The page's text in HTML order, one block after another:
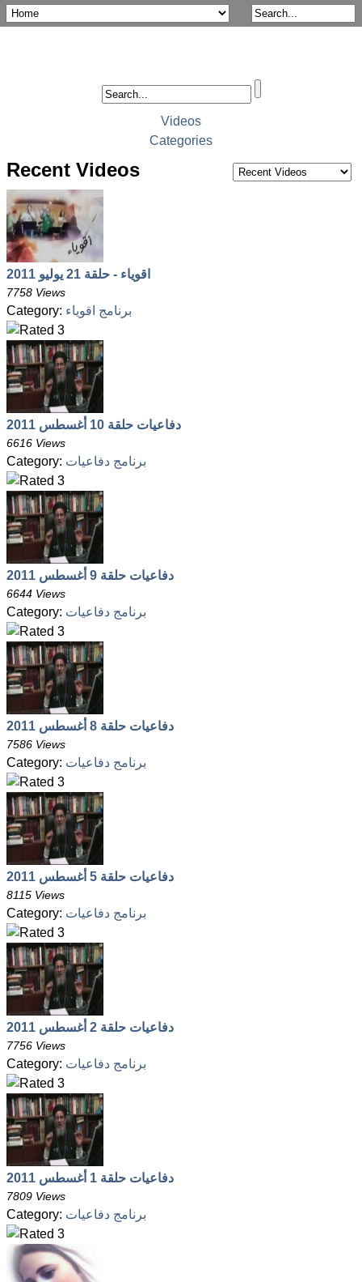
Videos
Categories
Recent Videos
اقوياء - حلقة 21 يوليو 2011
7758 Views
Category: برنامج اقوياء
دفاعيات حلقة 10 أغسطس 2011
6616 Views
Category: برنامج دفاعيات
دفاعيات حلقة 9 أغسطس 2011
6644 Views
Category: برنامج دفاعيات
دفاعيات حلقة 8 أغسطس 2011
7586 Views
Category: برنامج دفاعيات
دفاعيات حلقة 5 أغسطس 2011
8115 Views
Category: برنامج دفاعيات
دفاعيات حلقة 2 أغسطس 2011
7756 Views
Category: برنامج دفاعيات
دفاعيات حلقة 1 أغسطس 2011
7809 Views
Category: برنامج دفاعيات